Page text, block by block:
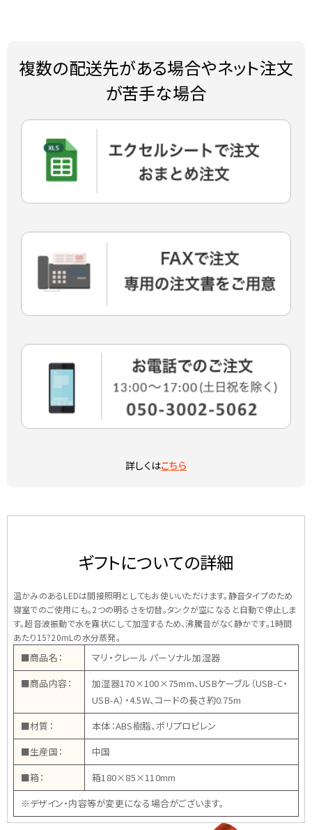
複数の配送先がある場合やネット注文
が苦手な場合
詳しくはこちら
ギフトについての詳細
温かみのあるLEDは間接照明としてもお使いいただけます。静音タイプのため
寝室でのご使用にも。2つの明るさを切替。タンクが空になると自動で停止しま
す。超音波振動で水を霧状にして加湿するため、沸騰音がなく静かです。1時間
あたり15?20mLの水分蒸発。
■商品名：
マリ・クレール パーソナル加湿器
■商品内容：
加湿器170×100×75mm、USBケーブル（USB-C・
USB-A）・4.5W、コードの長さ約0.75m
■材質：
本体：ABS樹脂、ポリプロピレン
■生産国：
中国
■箱：
箱180×85×110mm
※デザイン・内容等が変更になる場合がございます。